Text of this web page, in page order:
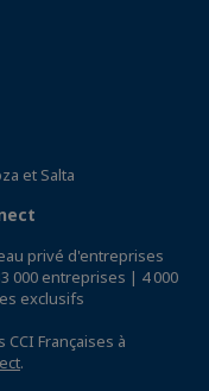
et Salta
privé d'entreprises
000 entreprises | 4 000
exclusifs
Françaises à
.